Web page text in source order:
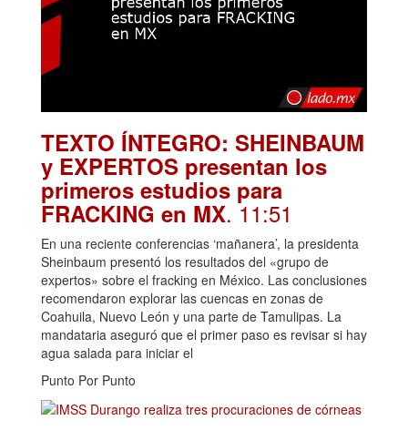
TEXTO ÍNTEGRO: SHEINBAUM
y EXPERTOS presentan los
primeros estudios para
FRACKING en MX. 11:51
En una reciente conferencias ‘mañanera’, la presidenta
Sheinbaum presentó los resultados del «grupo de
expertos» sobre el fracking en México. Las conclusiones
recomendaron explorar las cuencas en zonas de
Coahuila, Nuevo León y una parte de Tamulipas. La
mandataria aseguró que el primer paso es revisar si hay
agua salada para iniciar el
Punto Por Punto